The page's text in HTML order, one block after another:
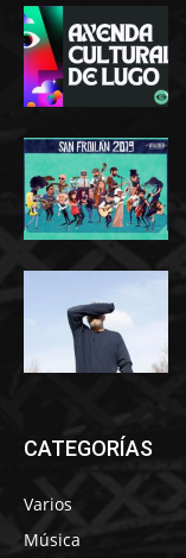
CATEGORÍAS
Varios
Música